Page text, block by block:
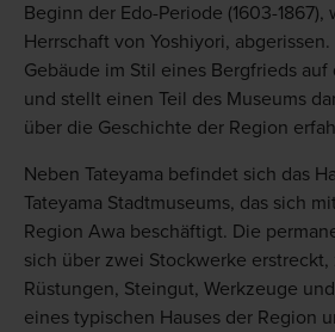
Beginn der Edo-Periode (1603-1867),
Herrschaft von Yoshiyori,
Gebäude im Stil eines Bergfrieds
und stellt einen Teil des Museums
über die Geschichte der Region
Neben Tateyama befindet sich das
Tateyama Stadtmuseums, das sich
Region Awa beschäftigt. Die
sich über zwei Stockwerke erstreckt,
Rüstungen, Steingut, Werkzeuge
eines typischen Hauses der Region